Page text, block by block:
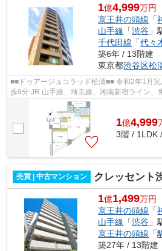
1億4,999万円
京王井の頭線 「
山手線 「渋谷 」
千代田線 「代々
築6年 / 13階建
東京都渋谷区松
■■ドゥアージュコラッド松濤■■ 令和2年1月完成 京王井の頭線「神泉」駅徒
歩9分 JR 山手線、埼京線、湘南新宿ライン、
副都心線 京王井の頭線、東急東横...
1億4,999
3階 / 1LDK
売買 | 中古マンション クレッセント
1億1,499万円
京王井の頭線 「
山手線 「渋谷 」
京王井の頭線 「
築27年 / 13階建